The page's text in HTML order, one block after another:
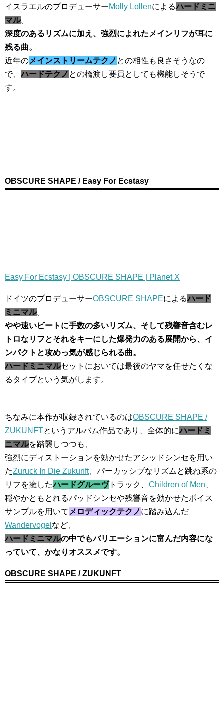
イスラエルのプロデューサーMolly Lollenによるハードミニ
マル。
深度のあるリズムに加え、強烈によれたメインリフが耳に
残る曲。
近年のメインストリームテクノ との相性も良さそうなの
で、ハードテクノ との橋渡し要員としても機能しそうで
す。
OBSCURE SHAPE / Easy For Ecstasy
Easy For Ecstasy | OBSCURE SHAPE | Planet X
ドイツのプロデューサーOBSCURE SHAPEによるハード
ミニマル。
やや速いビートに手数の多いリズム、そして残響音含むレ
トロなリフとそれをキーにした爆発力のある展開から、イ
ンパクトと攻めっ気が感じられる曲。
ハードミニマルセットにおいては最後のヤマを任せたくな
るタイプという気がします。
ちなみに本作が収録されているのはOBSCURE SHAPE /
ZUKUNFTというアルバム作品であり、全体的にハードミ
ニマルを踏襲しつつも、
強烈にディストーションを効かせたアシッドシンセを用い
たZuruck In Die Zukunft、パーカッシブなリズムと跳ね系の
リフを擁したハードグルーヴトラック、 Children of Men
穏やかともとれるパッドシンセや残響音を効かせたボイス
サンプルを用いて メロディックテクノに踏み込んだ
Wandervogel など、
ハードミニマルの中でもバリエーションに富んだ内容にな
っていて、かなりオススメです。
OBSCURE SHAPE / ZUKUNFT